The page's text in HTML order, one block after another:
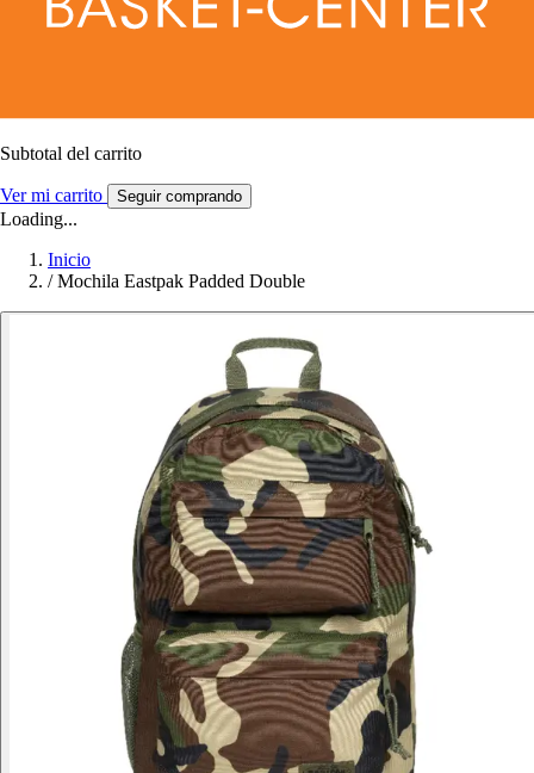
Subtotal del carrito
Ver mi carrito Seguir comprando
Loading...
Inicio
/ Mochila Eastpak Padded Double